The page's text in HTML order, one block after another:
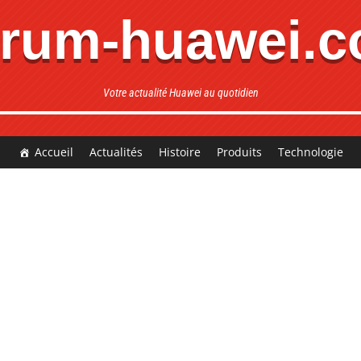
Votre actualité Huawei au quotidien
Accueil Actualités Histoire Produits Technologie